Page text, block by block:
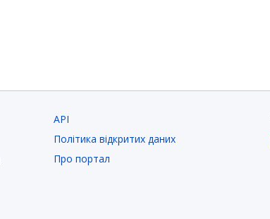
API
Політика відкритих даних
Про портал